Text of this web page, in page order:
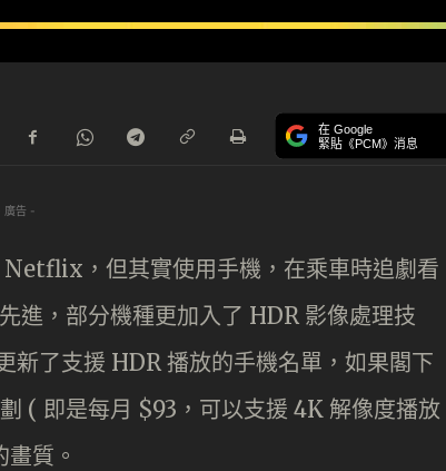
在 Google
緊貼《PCM》消息
廣告 -
，但其實使用手機，在乘車時追劇看
進，部分機種更加入了 HDR 影像處理技
了支援 HDR 播放的手機名單，如果閣下
( 即是每月 $93，可以支援 4K 解像度播放
質。